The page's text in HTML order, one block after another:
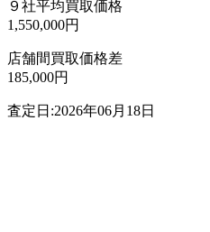
９社平均買取価格
1,550,000円
店舗間買取価格差
185,000円
査定日:2026年06月18日